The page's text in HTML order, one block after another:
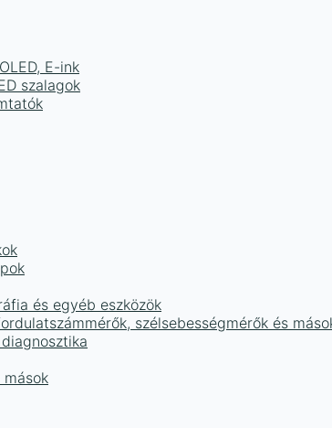
E-ink
szalagok
és egyéb eszközök
szélsebességmérők és
mások